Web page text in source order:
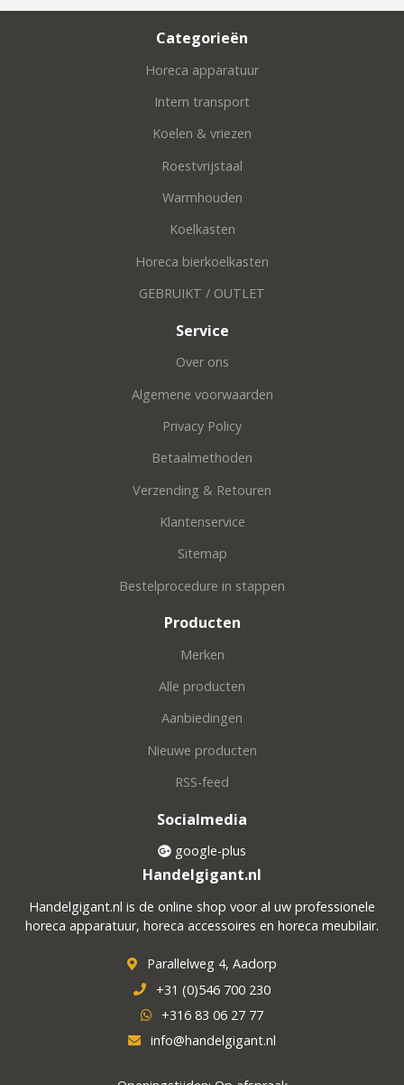
Categorieën
Horeca apparatuur
Intern transport
Koelen & vriezen
Roestvrijstaal
Warmhouden
Koelkasten
Horeca bierkoelkasten
GEBRUIKT / OUTLET
Service
Over ons
Algemene voorwaarden
Privacy Policy
Betaalmethoden
Verzending & Retouren
Klantenservice
Sitemap
Bestelprocedure in stappen
Producten
Merken
Alle producten
Aanbiedingen
Nieuwe producten
RSS-feed
Socialmedia
google-plus
Handelgigant.nl
Handelgigant.nl is de online shop voor al uw professionele
horeca apparatuur, horeca accessoires en horeca meubilair.
Parallelweg 4, Aadorp
+31 (0)546 700 230
+316 83 06 27 77
info@handelgigant.nl